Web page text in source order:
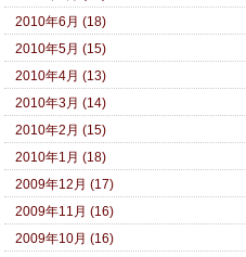
2010年6月 (18)
2010年5月 (15)
2010年4月 (13)
2010年3月 (14)
2010年2月 (15)
2010年1月 (18)
2009年12月 (17)
2009年11月 (16)
2009年10月 (16)